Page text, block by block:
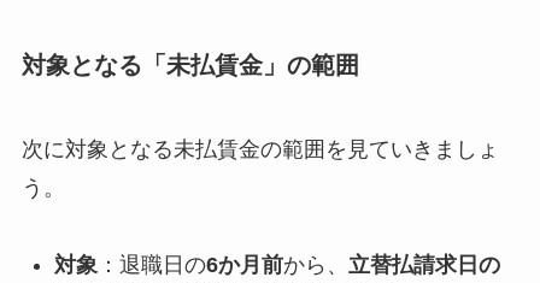
対象となる「未払賃金」の範囲
次に対象となる未払賃金の範囲を見ていきましょ
う。
対象：退職日の6か月前から、 立替払請求日の